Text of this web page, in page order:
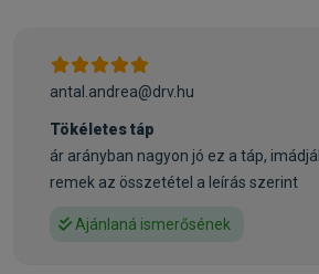
gyömbér, nyír, csalán, kamilla,
édesgyökér, kakukkfű (szárított
0,14 %, zöldségkeverék összesen 0,45
* szárított
Vitaminok / kg:
antal.andrea@drv.hu
Tökéletes táp
ár arányban nagyon jó ez a táp,
remek az összetétel a leírás szerint
Ajánlaná ismerősének